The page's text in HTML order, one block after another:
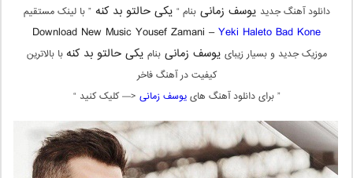
دانلود آهنگ جدید یوسف زمانیبنام “ یکی حالتو بد کنه” با لینک مستقیم
Download New Music Yousef Zamani –Yeki Haleto Bad Kone
موزیک جدید و بسیار زیبای یوسف زمانیبنام یکی حالتو بد کنه با بالاترین
کیفیت در آهنگ فاخر
” برای دانلود آهنگ هاییوسف زمانی <— کلیک کنید “